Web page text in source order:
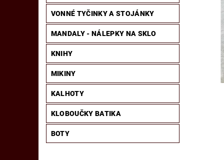
VONNÉ TYČINKY A STOJÁNKY
MANDALY - NÁLEPKY NA SKLO
KNIHY
MIKINY
KALHOTY
KLOBOUČKY BATIKA
BOTY